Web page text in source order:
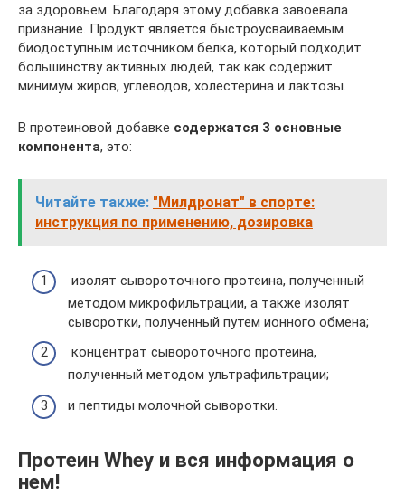
за здоровьем. Благодаря этому добавка завоевала
признание. Продукт является быстроусваиваемым
биодоступным источником белка, который подходит
большинству активных людей, так как содержит
минимум жиров, углеводов, холестерина и лактозы.
В протеиновой добавке содержатся 3 основные
компонента, это:
Читайте также: "Милдронат" в спорте:
инструкция по применению, дозировка
изолят сывороточного протеина, полученный
методом микрофильтрации, а также изолят
сыворотки, полученный путем ионного обмена;
концентрат сывороточного протеина,
полученный методом ультрафильтрации;
и пептиды молочной сыворотки.
Протеин Whey и вся информация о
нем!